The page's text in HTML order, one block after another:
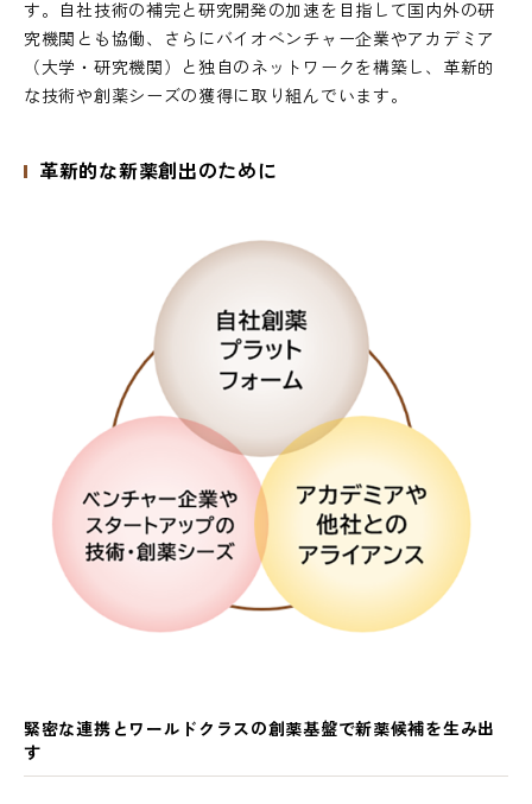
す。自社技術の補完と研究開発の加速を目指して国内外の研
究機関とも協働、さらにバイオベンチャー企業やアカデミア
（大学・研究機関）と独自のネットワークを構築し、革新的
な技術や創薬シーズの獲得に取り組んでいます。
革新的な新薬創出のために
緊密な連携とワールドクラスの創薬基盤で新薬候補を生み出
す